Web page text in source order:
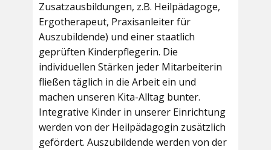
Zusatzausbildungen, z.B. Heilpädagoge,
Ergotherapeut, Praxisanleiter für
Auszubildende) und einer staatlich
geprüften Kinderpflegerin. Die
individuellen Stärken jeder Mitarbeiterin
fließen täglich in die Arbeit ein und
machen unseren Kita-Alltag bunter.
Integrative Kinder in unserer Einrichtung
werden von der Heilpädagogin zusätzlich
gefördert. Auszubildende werden von der